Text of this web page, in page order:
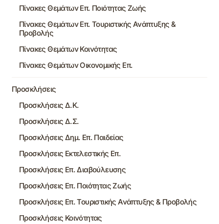
Πίνακες Θεμάτων Επ. Ποιότητας Ζωής
Πίνακες Θεμάτων Επ. Τουριστικής Ανάπτυξης &
Προβολής
Πίνακες Θεμάτων Κοινότητας
Πίνακες Θεμάτων Οικονομικής Επ.
Προσκλήσεις
Προσκλήσεις Δ.Κ.
Προσκλήσεις Δ.Σ.
Προσκλήσεις Δημ. Επ. Παιδείας
Προσκλήσεις Εκτελεστικής Επ.
Προσκλήσεις Επ. Διαβούλευσης
Προσκλήσεις Επ. Ποιότητας Ζωής
Προσκλήσεις Επ. Τουριστικής Ανάπτυξης & Προβολής
Προσκλήσεις Κοινότητας